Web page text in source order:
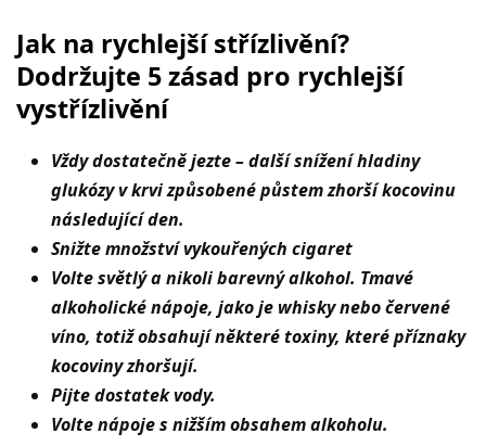
Jak na rychlejší střízlivění?
Dodržujte 5 zásad pro rychlejší
vystřízlivění
Vždy dostatečně jezte – další snížení hladiny
glukózy v krvi způsobené půstem zhorší kocovinu
následující den.
Snižte množství vykouřených cigaret
Volte světlý a nikoli barevný alkohol. Tmavé
alkoholické nápoje, jako je whisky nebo červené
víno, totiž obsahují některé toxiny, které příznaky
kocoviny zhoršují.
Pijte dostatek vody.
Volte nápoje s nižším obsahem alkoholu.